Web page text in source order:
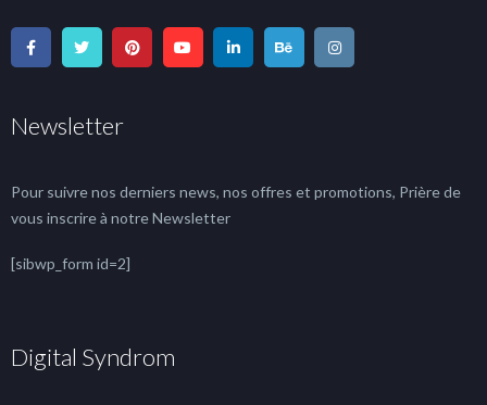
Newsletter
Pour suivre nos derniers news, nos offres et promotions, Prière de
vous inscrire à notre Newsletter
[sibwp_form id=2]
Digital Syndrom